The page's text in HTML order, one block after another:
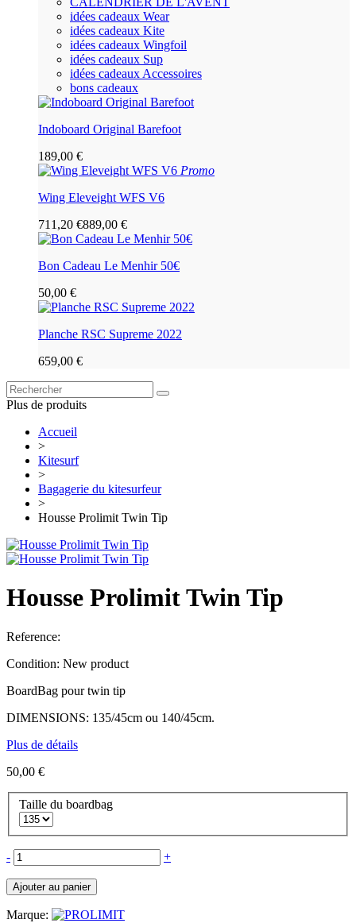
idées cadeaux Wear
idées cadeaux Kite
idées cadeaux Wingfoil
idées cadeaux Sup
idées cadeaux Accessoires
bons cadeaux
Indoboard Original Barefoot
189,00 €
Promo
Wing Eleveight WFS V6
711,20 €889,00 €
Bon Cadeau Le Menhir 50€
50,00 €
Planche RSC Supreme 2022
659,00 €
Plus de produits
Accueil
>
Kitesurf
>
Bagagerie du kitesurfeur
>
Housse Prolimit Twin Tip
Housse Prolimit Twin Tip
Reference:
Condition: New product
BoardBag pour twin tip
DIMENSIONS: 135/45cm ou 140/45cm.
Plus de détails
50,00 €
Taille du boardbag
- +
Ajouter au panier
Marque: